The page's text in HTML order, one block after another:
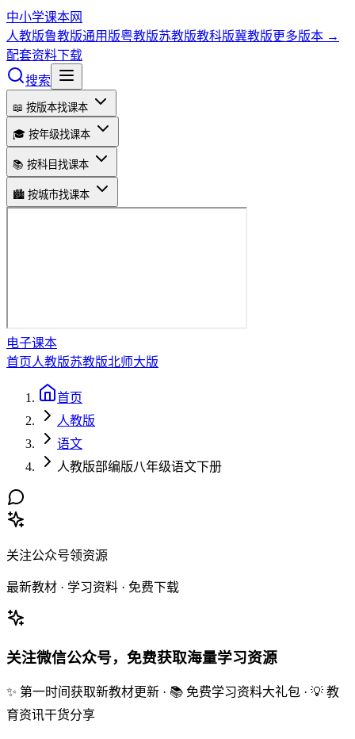
中小学课本网
人教版鲁教版通用版粤教版苏教版教科版冀教版更多版本 →
配套资料下载
搜索
📖 按版本找课本
🎓 按年级找课本
📚 按科目找课本
🏙️ 按城市找课本
电子课本
首页人教版苏教版北师大版
首页
人教版
语文
人教版部编版八年级语文下册
关注公众号领资源
最新教材 · 学习资料 · 免费下载
关注微信公众号，免费获取海量学习资源
✨ 第一时间获取新教材更新 · 📚 免费学习资料大礼包 · 💡 教
育资讯干货分享